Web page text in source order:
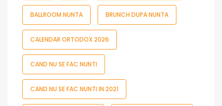
BALLROOM NUNTA BRUNCH DUPA NUNTA
CALENDAR ORTODOX 2026
CAND NU SE FAC NUNTI
CAND NU SE FAC NUNTI IN 2021